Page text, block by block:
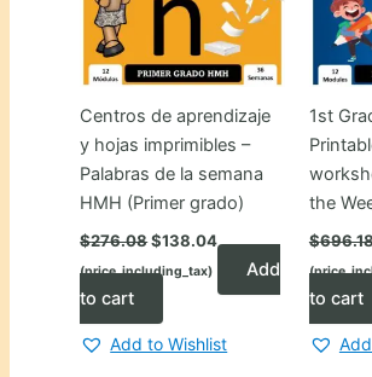
Centros de aprendizaje
y hojas imprimibles –
Palabras de la semana
HMH (Primer grado)
$276.08Original
price
was:
$276.08.
$138.04
$138.04.
(price_including_tax)
Add
to cart
Add to Wishlist
1st
the
$
to cart